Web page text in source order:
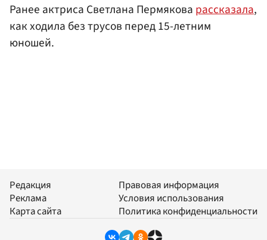
Ранее актриса Светлана Пермякова рассказала,
как ходила без трусов перед 15-летним
юношей.
Редакция
Реклама
Карта сайта
Правовая информация
Условия использования
Политика конфиденциальности